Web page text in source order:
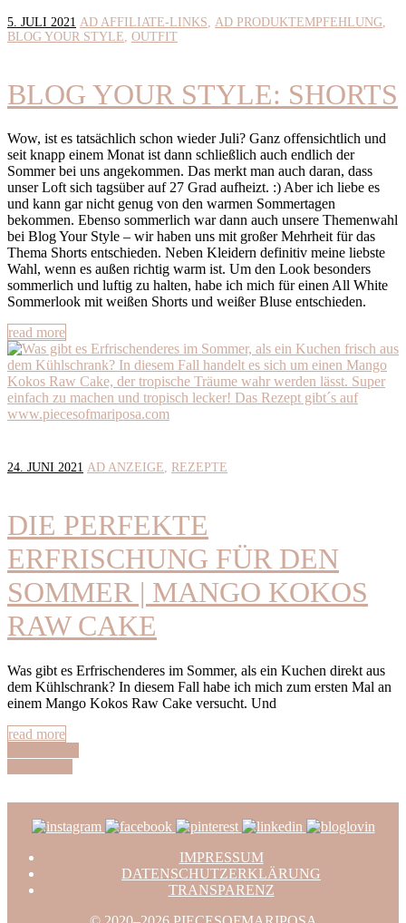
5. JULI 2021 AD AFFILIATE-LINKS
AD PRODUKTEMPFEHLUNG
BLOG YOUR STYLE OUTFIT
BLOG YOUR STYLE: SHORTS
Wow, ist es tatsächlich schon wieder Juli? Ganz offensichtlich und
seit knapp einem Monat ist dann schließlich auch endlich der
Sommer bei uns angekommen. Das merkt man auch daran, dass
unser Loft sich tagsüber auf 27 Grad aufheizt. :) Aber ich liebe es
und kann gar nicht genug von den warmen Sommertagen
bekommen. Ebenso sommerlich war dann auch unsere Themenwahl
bei Blog Your Style – wir haben uns mit großer Mehrheit für das
Thema Shorts entschieden. Neben Kleidern definitiv meine liebste
Wahl, wenn es außen richtig warm ist. Um den Look besonders
sommerlich und luftig zu halten, habe ich mich für einen All White
Sommerlook mit weißen Shorts und weißer Bluse entschieden.
read more
24. JUNI 2021 AD ANZEIGE REZEPTE
DIE PERFEKTE
ERFRISCHUNG FÜR DEN
SOMMER | MANGO KOKOS
RAW CAKE
Was gibt es Erfrischenderes im Sommer, als ein Kuchen direkt aus
dem Kühlschrank? In diesem Fall habe ich mich zum ersten Mal an
einem Mango Kokos Raw Cake versucht. Und
read more
IMPRESSUM
DATENSCHUTZERKLÄRUNG
TRANSPARENZ